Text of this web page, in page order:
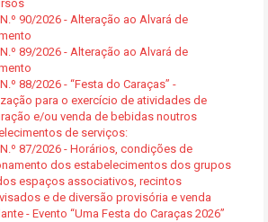
90/2026 - Alteração ao Alvará de
89/2026 - Alteração ao Alvará de
88/2026 - “Festa do Caraças” -
para o exercício de atividades de
e/ou venda de bebidas noutros
de serviços:
87/2026 - Horários, condições de
dos estabelecimentos dos grupos
espaços associativos, recintos
e de diversão provisória e venda
- Evento “Uma Festa do Caraças 2026”